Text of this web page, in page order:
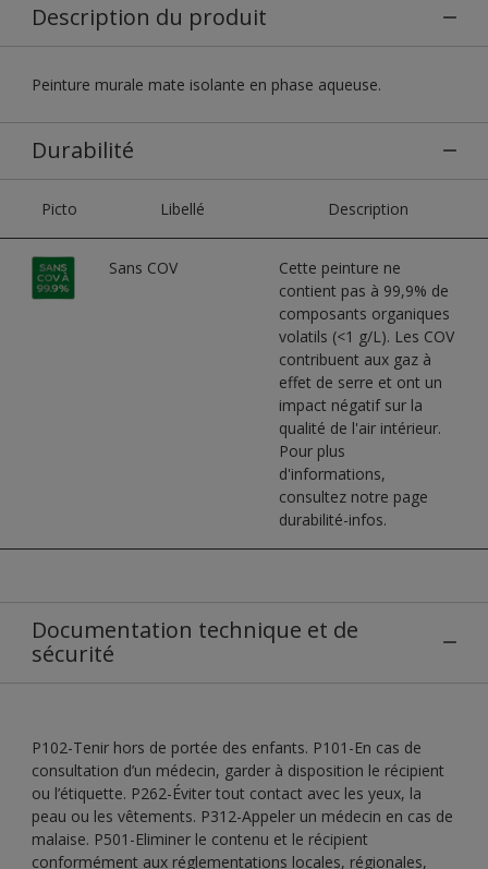
Description du produit
Peinture murale mate isolante en phase aqueuse.
Durabilité
Picto Libellé Description
Sans COV
Cette peinture ne
contient pas à 99,9% de
composants organiques
volatils (<1 g/L). Les COV
contribuent aux gaz à
effet de serre et ont un
impact négatif sur la
qualité de l'air intérieur.
Pour plus
d'informations,
consultez notre page
durabilité-infos.
Documentation technique et de
sécurité
P102-Tenir hors de portée des enfants. P101-En cas de
consultation d’un médecin, garder à disposition le récipient
ou l’étiquette. P262-Éviter tout contact avec les yeux, la
peau ou les vêtements. P312-Appeler un médecin en cas de
malaise. P501-Eliminer le contenu et le récipient
conformément aux réglementations locales, régionales,